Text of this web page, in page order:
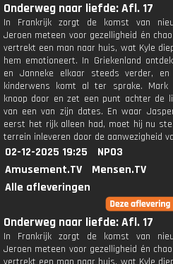
Onderweg naar liefde: Afl. 17
In Frankrijk zorgt de komst van
Jeroen meteen voor gezelligheid én
vertrekt een man naar huis, wat Kyle
hem emotioneert. In Griekenland
en Janneke elkaar steeds verder,
kinderwens komt al ter sprake. Mark
knoop door en zet een punt achter de
van een van zijn dates. En waar
eerst het rijk alleen had, moet hij nu
terrein inleveren door de aanwezigheid
02-12-2025 19:25
NPO3
Amusement.TV
Mensen.TV
Alle afleveringen
Onderweg naar liefde: Afl. 17
In Frankrijk zorgt de komst van
Jeroen meteen voor gezelligheid én